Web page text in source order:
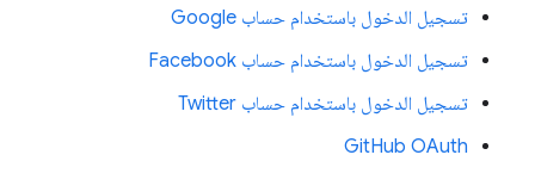
تسجيل الدخول باستخدام حساب Google
تسجيل الدخول باستخدام حساب Facebook
تسجيل الدخول باستخدام حساب Twitter
GitHub OAuth